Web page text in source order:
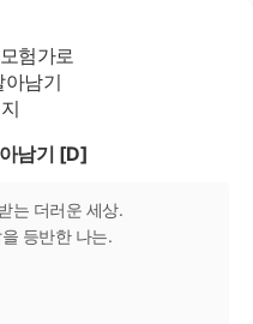
남기 [D]
는 더러운 세상.
등반한 나는.